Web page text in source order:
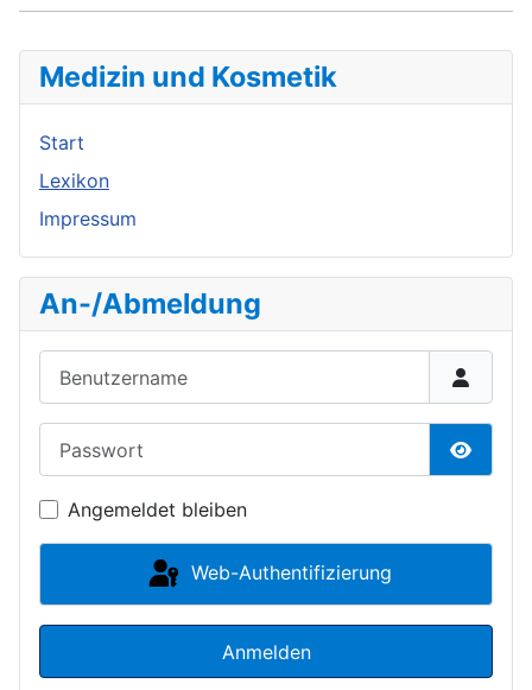
Medizin und Kosmetik
Start
Lexikon
Impressum
An-/Abmeldung
Angemeldet bleiben
Web-Authentifizierung
Anmelden